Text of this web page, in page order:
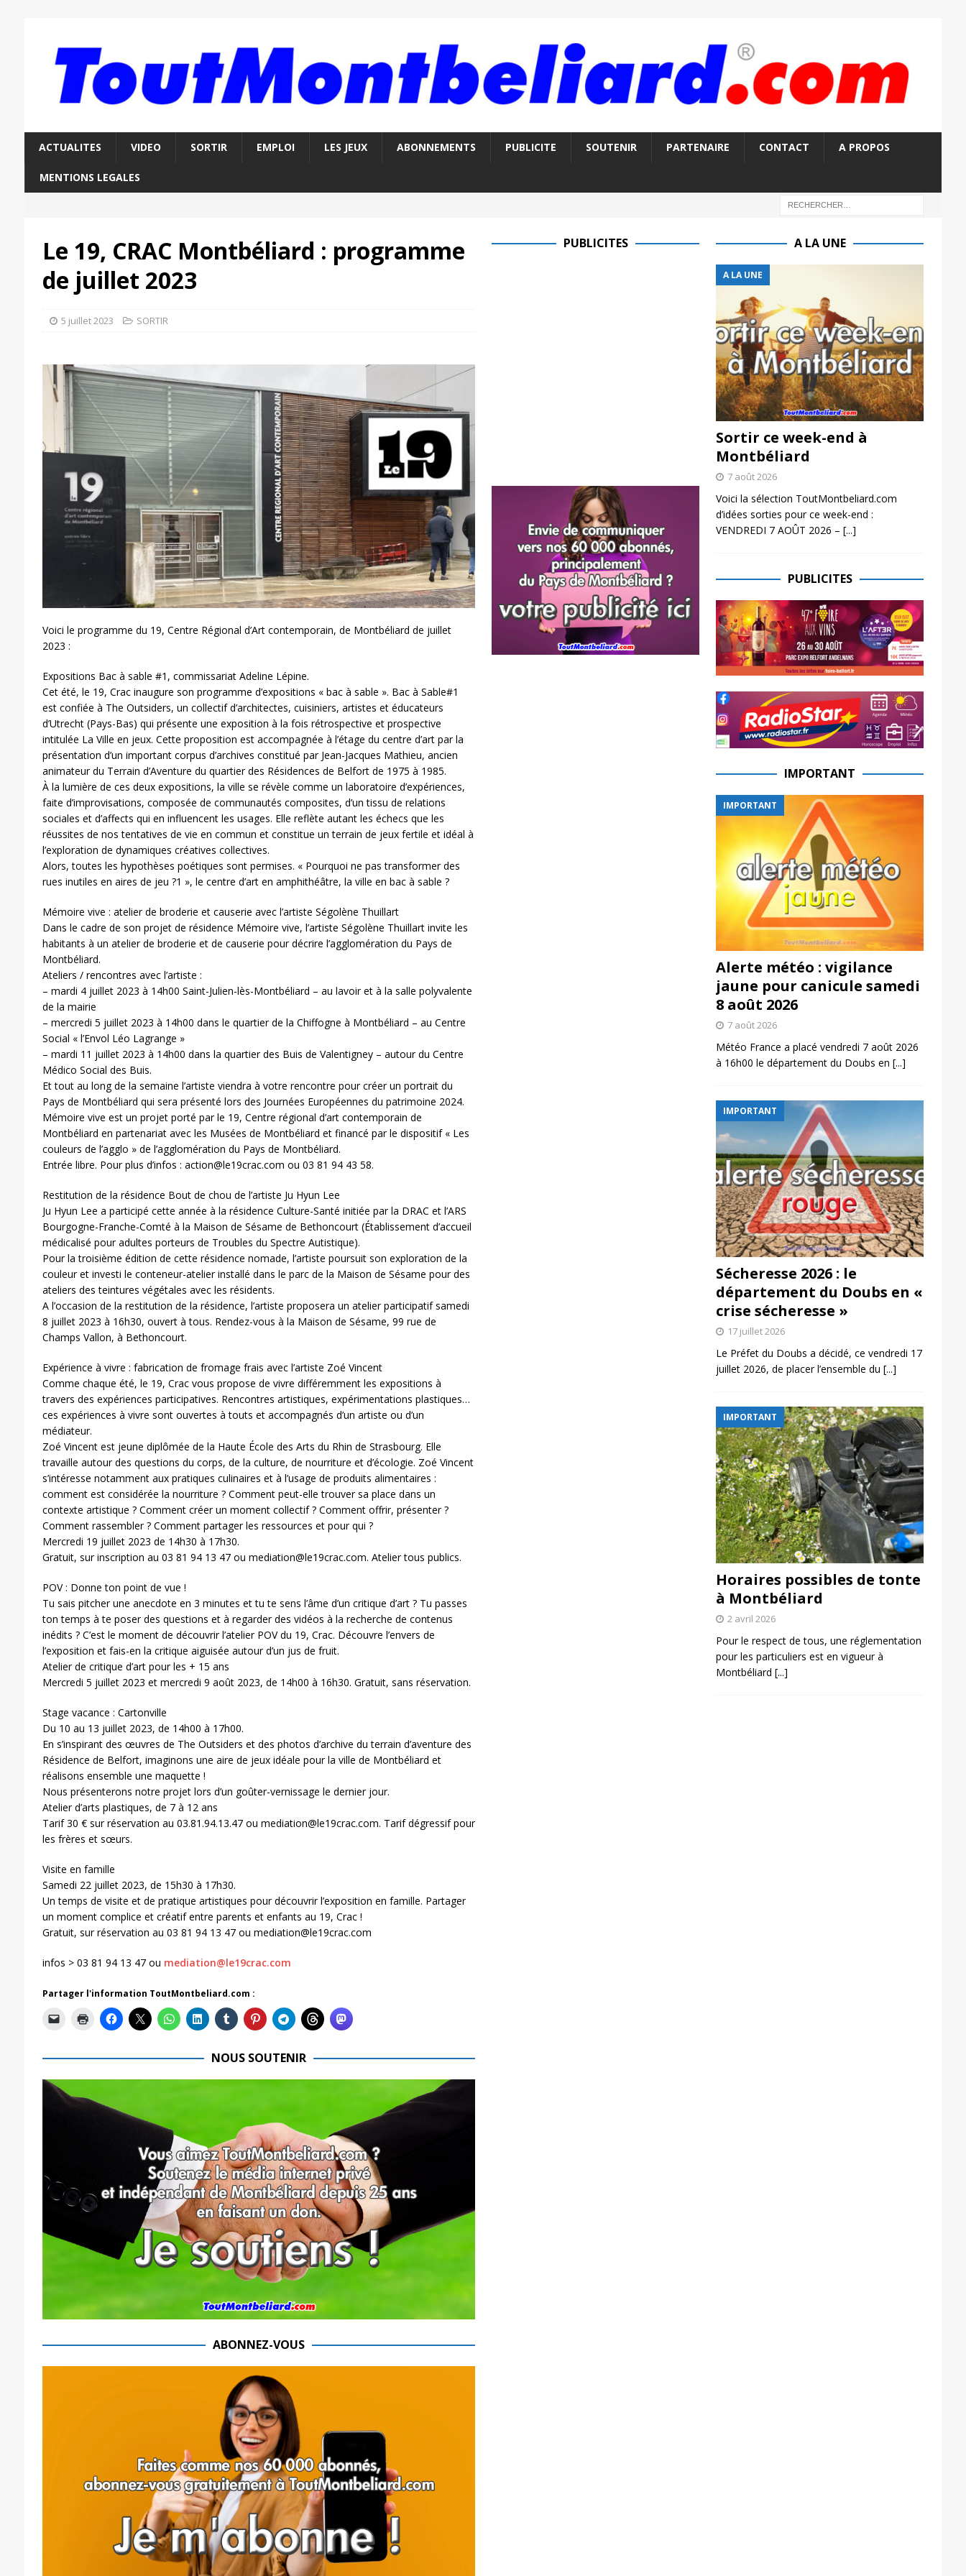
ACTUALITES VIDEO SORTIR EMPLOI LES JEUX ABONNEMENTS PUBLICITE SOUTENIR PARTENAIRE CONTACT A PROPOS
MENTIONS LEGALES
Le 19, CRAC Montbéliard : programme
de juillet 2023
5 juillet 2023 SORTIR
Voici le programme du 19, Centre Régional d’Art contemporain, de Montbéliard de juillet
2023 :
Expositions Bac à sable #1, commissariat Adeline Lépine.
Cet été, le 19, Crac inaugure son programme d’expositions « bac à sable ». Bac à Sable#1
est confiée à The Outsiders, un collectif d’architectes, cuisiniers, artistes et éducateurs
d’Utrecht (Pays-Bas) qui présente une exposition à la fois rétrospective et prospective
intitulée La Ville en jeux. Cette proposition est accompagnée à l’étage du centre d’art par la
présentation d’un important corpus d’archives constitué par Jean-Jacques Mathieu, ancien
animateur du Terrain d’Aventure du quartier des Résidences de Belfort de 1975 à 1985.
À la lumière de ces deux expositions, la ville se révèle comme un laboratoire d’expériences,
faite d’improvisations, composée de communautés composites, d’un tissu de relations
sociales et d’affects qui en influencent les usages. Elle reflète autant les échecs que les
réussites de nos tentatives de vie en commun et constitue un terrain de jeux fertile et idéal à
l’exploration de dynamiques créatives collectives.
Alors, toutes les hypothèses poétiques sont permises. « Pourquoi ne pas transformer des
rues inutiles en aires de jeu ?1 », le centre d’art en amphithéâtre, la ville en bac à sable ?
Mémoire vive : atelier de broderie et causerie avec l’artiste Ségolène Thuillart
Dans le cadre de son projet de résidence Mémoire vive, l’artiste Ségolène Thuillart invite les
habitants à un atelier de broderie et de causerie pour décrire l’agglomération du Pays de
Montbéliard.
Ateliers / rencontres avec l’artiste :
– mardi 4 juillet 2023 à 14h00 Saint-Julien-lès-Montbéliard – au lavoir et à la salle polyvalente
de la mairie
– mercredi 5 juillet 2023 à 14h00 dans le quartier de la Chiffogne à Montbéliard – au Centre
Social « l’Envol Léo Lagrange »
– mardi 11 juillet 2023 à 14h00 dans la quartier des Buis de Valentigney – autour du Centre
Médico Social des Buis.
Et tout au long de la semaine l’artiste viendra à votre rencontre pour créer un portrait du
Pays de Montbéliard qui sera présenté lors des Journées Européennes du patrimoine 2024.
Mémoire vive est un projet porté par le 19, Centre régional d’art contemporain de
Montbéliard en partenariat avec les Musées de Montbéliard et financé par le dispositif « Les
couleurs de l’agglo » de l’agglomération du Pays de Montbéliard.
Entrée libre. Pour plus d’infos : action@le19crac.com ou 03 81 94 43 58.
Restitution de la résidence Bout de chou de l’artiste Ju Hyun Lee
Ju Hyun Lee a participé cette année à la résidence Culture-Santé initiée par la DRAC et l’ARS
Bourgogne-Franche-Comté à la Maison de Sésame de Bethoncourt (Établissement d’accueil
médicalisé pour adultes porteurs de Troubles du Spectre Autistique).
Pour la troisième édition de cette résidence nomade, l’artiste poursuit son exploration de la
couleur et investi le conteneur-atelier installé dans le parc de la Maison de Sésame pour des
ateliers des teintures végétales avec les résidents.
A l’occasion de la restitution de la résidence, l’artiste proposera un atelier participatif samedi
8 juillet 2023 à 16h30, ouvert à tous. Rendez-vous à la Maison de Sésame, 99 rue de
Champs Vallon, à Bethoncourt.
Expérience à vivre : fabrication de fromage frais avec l’artiste Zoé Vincent
Comme chaque été, le 19, Crac vous propose de vivre différemment les expositions à
travers des expériences participatives. Rencontres artistiques, expérimentations plastiques…
ces expériences à vivre sont ouvertes à touts et accompagnés d’un artiste ou d’un
médiateur.
Zoé Vincent est jeune diplômée de la Haute École des Arts du Rhin de Strasbourg. Elle
travaille autour des questions du corps, de la culture, de nourriture et d’écologie. Zoé Vincent
s’intéresse notamment aux pratiques culinaires et à l’usage de produits alimentaires :
comment est considérée la nourriture ? Comment peut-elle trouver sa place dans un
contexte artistique ? Comment créer un moment collectif ? Comment offrir, présenter ?
Comment rassembler ? Comment partager les ressources et pour qui ?
Mercredi 19 juillet 2023 de 14h30 à 17h30.
Gratuit, sur inscription au 03 81 94 13 47 ou mediation@le19crac.com. Atelier tous publics.
POV : Donne ton point de vue !
Tu sais pitcher une anecdote en 3 minutes et tu te sens l’âme d’un critique d’art ? Tu passes
ton temps à te poser des questions et à regarder des vidéos à la recherche de contenus
inédits ? C’est le moment de découvrir l’atelier POV du 19, Crac. Découvre l’envers de
l’exposition et fais-en la critique aiguisée autour d’un jus de fruit.
Atelier de critique d’art pour les + 15 ans
Mercredi 5 juillet 2023 et mercredi 9 août 2023, de 14h00 à 16h30. Gratuit, sans réservation.
Stage vacance : Cartonville
Du 10 au 13 juillet 2023, de 14h00 à 17h00.
En s’inspirant des œuvres de The Outsiders et des photos d’archive du terrain d’aventure des
Résidence de Belfort, imaginons une aire de jeux idéale pour la ville de Montbéliard et
réalisons ensemble une maquette !
Nous présenterons notre projet lors d’un goûter-vernissage le dernier jour.
Atelier d’arts plastiques, de 7 à 12 ans
Tarif 30 € sur réservation au 03.81.94.13.47 ou mediation@le19crac.com. Tarif dégressif pour
les frères et sœurs.
Visite en famille
Samedi 22 juillet 2023, de 15h30 à 17h30.
Un temps de visite et de pratique artistiques pour découvrir l’exposition en famille. Partager
un moment complice et créatif entre parents et enfants au 19, Crac !
Gratuit, sur réservation au 03 81 94 13 47 ou mediation@le19crac.com
infos > 03 81 94 13 47 ou mediation@le19crac.com
Partager l'information ToutMontbeliard.com :
NOUS SOUTENIR
ABONNEZ-VOUS
PUBLICITES A LA UNE
A LA UNE
Sortir ce week-end à
Montbéliard
7 août 2026
Voici la sélection ToutMontbeliard.com
d’idées sorties pour ce week-end :
VENDREDI 7 AOÛT 2026 – [...]
PUBLICITES
IMPORTANT
IMPORTANT
Alerte météo : vigilance
jaune pour canicule samedi
8 août 2026
7 août 2026
Météo France a placé vendredi 7 août 2026
à 16h00 le département du Doubs en [...]
IMPORTANT
Sécheresse 2026 : le
département du Doubs en «
crise sécheresse »
17 juillet 2026
Le Préfet du Doubs a décidé, ce vendredi 17
juillet 2026, de placer l’ensemble du [...]
IMPORTANT
Horaires possibles de tonte
à Montbéliard
2 avril 2026
Pour le respect de tous, une réglementation
pour les particuliers est en vigueur à
Montbéliard [...]